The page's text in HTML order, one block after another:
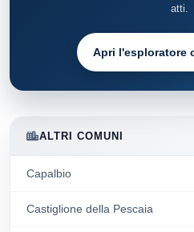
ALTRI COMUNI
Capalbio
Castiglione della Pescaia
atti.
Apri l'esploratore